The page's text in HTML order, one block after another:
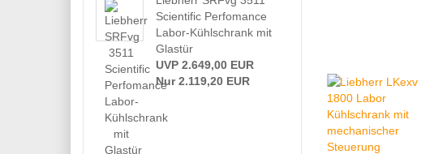
Scientific Perfomance
Labor-Kühlschrank mit
Glastür
UVP 2.649,00 EUR
Nur 2.119,20 EUR